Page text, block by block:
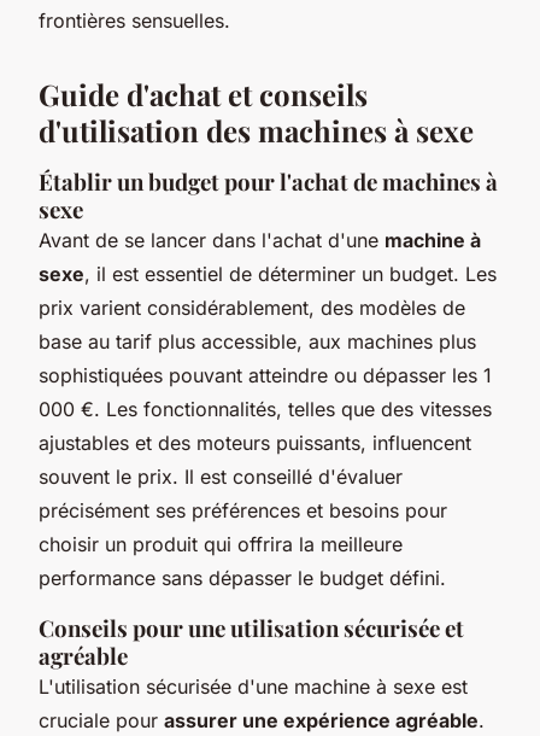
frontières sensuelles.
Guide d'achat et conseils
d'utilisation des machines à sexe
Établir un budget pour l'achat de machines à
sexe
Avant de se lancer dans l'achat d'une machine à
sexe, il est essentiel de déterminer un budget. Les
prix varient considérablement, des modèles de
base au tarif plus accessible, aux machines plus
sophistiquées pouvant atteindre ou dépasser les 1
000 €. Les fonctionnalités, telles que des vitesses
ajustables et des moteurs puissants, influencent
souvent le prix. Il est conseillé d'évaluer
précisément ses préférences et besoins pour
choisir un produit qui offrira la meilleure
performance sans dépasser le budget défini.
Conseils pour une utilisation sécurisée et
agréable
L'utilisation sécurisée d'une machine à sexe est
cruciale pour assurer une expérience agréable.